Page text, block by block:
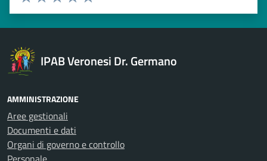
Valuta 5 stelle su 5
Valuta 4 stelle su 5
Valuta 3 stelle su 5
Valuta 2 stelle su 5
Valuta 1 stelle su 5
IPAB Veronesi Dr. Germano
AMMINISTRAZIONE
Aree gestionali
Documenti e dati
Organi di governo e controllo